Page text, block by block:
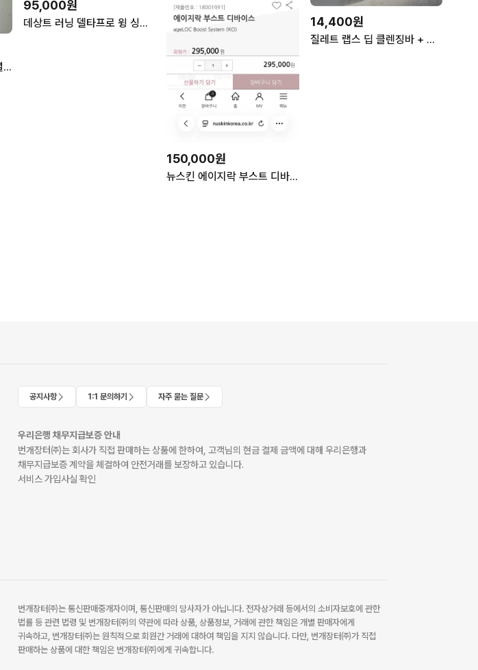
에이지락 갈바닉 스파 페이셜 젤 뉴스킨 (점보아님)
95,000원
데상트 러닝 델타프로 윙 싱글렛 레드패턴
150,000원
뉴스킨 에이지락 부스트 디바이스
14,400원
질레트 랩스 딥 클렌징바 + 거치대
공지사항 1:1 문의하기 자주 묻는 질문
우리은행 채무지급보증 안내
번개장터㈜는 회사가 직접 판매하는 상품에 한하여, 고객님의 현금 결제 금액에 대해 우리은행과
채무지급보증 계약을 체결하여 안전거래를 보장하고 있습니다.
서비스 가입사실 확인
번개장터㈜는 통신판매중개자이며, 통신판매의 당사자가 아닙니다. 전자상거래 등에서의 소비자보호에 관한
법률 등 관련 법령 및 번개장터㈜의 약관에 따라 상품, 상품정보, 거래에 관한 책임은 개별 판매자에게
귀속하고, 번개장터㈜는 원칙적으로 회원간 거래에 대하여 책임을 지지 않습니다. 다만, 번개장터㈜가 직접
판매하는 상품에 대한 책임은 번개장터㈜에게 귀속합니다.